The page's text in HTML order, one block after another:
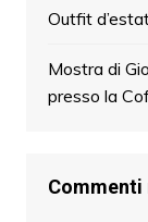
Outfit
Mostra di
presso la
Commenti